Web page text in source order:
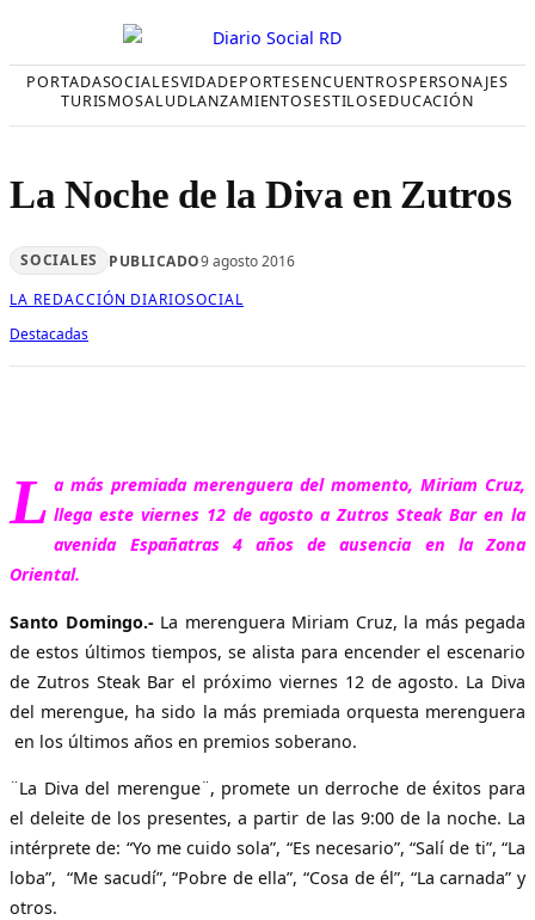
contenido
PORTADASOCIALESVIDADEPORTESENCUENTROSPERSONAJES
TURISMOSALUDLANZAMIENTOSESTILOSEDUCACIÓN
La Noche de la Diva en Zutros
SOCIALES PUBLICADO9 agosto 2016
LA REDACCIÓN DIARIOSOCIAL
Destacadas
L a más premiada merenguera del momento, Miriam Cruz,
llega este viernes 12 de agosto a Zutros Steak Bar en la
avenida Españatras 4 años de ausencia en la Zona
Oriental.
Santo Domingo.-La merenguera Miriam Cruz, la más pegada
de estos últimos tiempos, se alista para encender el escenario
de Zutros Steak Bar el próximo viernes 12 de agosto. La Diva
del merengue, ha sido la más premiada orquesta merenguera
en los últimos años en premios soberano.
¨La Diva del merengue¨, promete un derroche de éxitos para
el deleite de los presentes, a partir de las 9:00 de la noche. La
intérprete de: “Yo me cuido sola”, “Es necesario”, “Salí de ti”, “La
loba”, “Me sacudí”, “Pobre de ella”, “Cosa de él”, “La carnada” y
otros.